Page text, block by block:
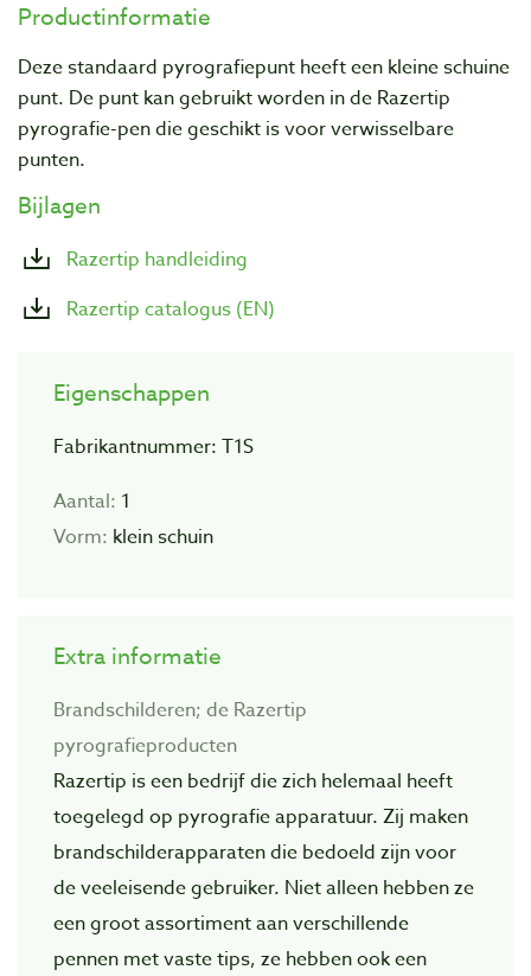
Productinformatie
Deze standaard pyrografiepunt heeft een kleine schuine
punt. De punt kan gebruikt worden in de Razertip
pyrografie-pen die geschikt is voor verwisselbare
punten.
Bijlagen
Razertip handleiding
Razertip catalogus (EN)
Eigenschappen
Fabrikantnummer: T1S
Aantal: 1
Vorm: klein schuin
Extra informatie
Brandschilderen; de Razertip
pyrografieproducten
Razertip is een bedrijf die zich helemaal heeft
toegelegd op pyrografie apparatuur. Zij maken
brandschilderapparaten die bedoeld zijn voor
de veeleisende gebruiker. Niet alleen hebben ze
een groot assortiment aan verschillende
pennen met vaste tips, ze hebben ook een